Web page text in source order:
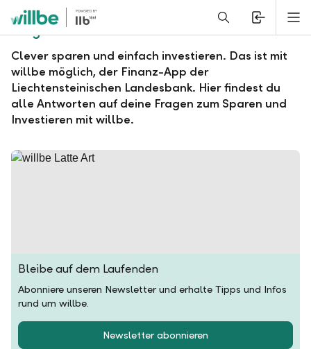
Alerts.Headline
Fragen und Antworten zu willbe
Clever sparen und einfach investieren. Das ist mit
willbe möglich, der Finanz-App der
Liechtensteinischen Landesbank. Hier findest du
alle Antworten auf deine Fragen zum Sparen und
Investieren mit willbe.
Bleibe auf dem Laufenden
Abonniere unseren Newsletter und erhalte Tipps und Infos
rund um willbe.
Newsletter abonnieren